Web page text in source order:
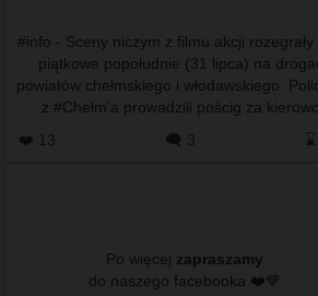
#info - Sceny niczym z filmu akcji rozegrały
piątkowe popołudnie (31 lipca) na
powiatów chełmskiego i włodawskiego.
z #Chełm'a prowadzili pościg za
❤️ 13 🗨️ 3
Po więcej zapraszamy
do naszego facebooka ❤️💙